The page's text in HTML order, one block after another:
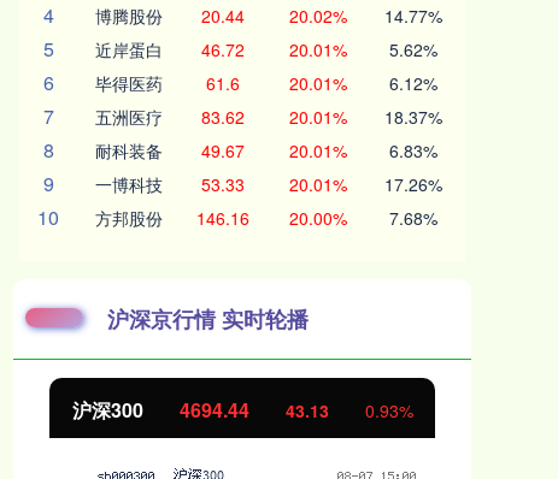
4 博腾股份 20.44 20.02% 14.77%
5 近岸蛋白 46.72 20.01% 5.62%
6 毕得医药 61.6 20.01% 6.12%
7 五洲医疗 83.62 20.01% 18.37%
8 耐科装备 49.67 20.01% 6.83%
9 一博科技 53.33 20.01% 17.26%
10 方邦股份 146.16 20.00% 7.68%
沪深京行情 实时轮播
沪深300 4694.44 43.13 0.93%